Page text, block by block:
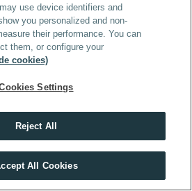
funciona una oferta
Relacionados
HACER TEST
use device identifiers and
you personalized and non-
their performance. You can
them, or configure your
cookies)
Settings
Reject All
All Cookies